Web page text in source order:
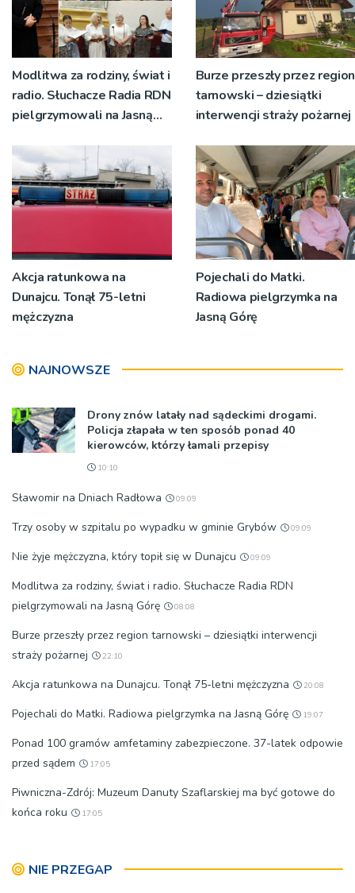
Modlitwa za rodziny, świat i
radio. Słuchacze Radia RDN
pielgrzymowali na Jasną
Burze przeszły przez region
tarnowski – dziesiątki
interwencji straży pożarnej
Akcja ratunkowa na
Dunajcu. Tonął 75-letni
mężczyzna
Pojechali do Matki.
Radiowa pielgrzymka na
Jasną Górę
NAJNOWSZE
Drony znów latały nad sądeckimi drogami.
Policja złapała w ten sposób ponad 40
kierowców, którzy łamali przepisy
10:10
Sławomir na Dniach Radłowa 09:09
Trzy osoby w szpitalu po wypadku w gminie Grybów 09:09
Nie żyje mężczyzna, który topił się w Dunajcu 09:09
Modlitwa za rodziny, świat i radio. Słuchacze Radia RDN
pielgrzymowali na Jasną Górę
08:08
Burze przeszły przez region tarnowski – dziesiątki interwencji
straży pożarnej
22:10
Akcja ratunkowa na Dunajcu. Tonął 75-letni mężczyzna 20:08
Pojechali do Matki. Radiowa pielgrzymka na Jasną Górę 19:07
Ponad 100 gramów amfetaminy zabezpieczone. 37-latek odpowie
przed sądem
17:05
Piwniczna-Zdrój: Muzeum Danuty Szaflarskiej ma być gotowe do
końca roku
17:05
NIE PRZEGAP